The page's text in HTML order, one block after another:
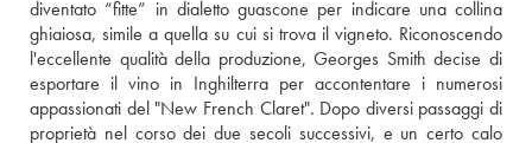
diventato “fitte” in dialetto guascone per indicare una collina
ghiaiosa, simile a quella su cui si trova il vigneto. Riconoscendo
l'eccellente qualità della produzione, Georges Smith decise di
esportare il vino in Inghilterra per accontentare i numerosi
appassionati del "New French Claret". Dopo diversi passaggi di
proprietà nel corso dei due secoli successivi, e un certo calo